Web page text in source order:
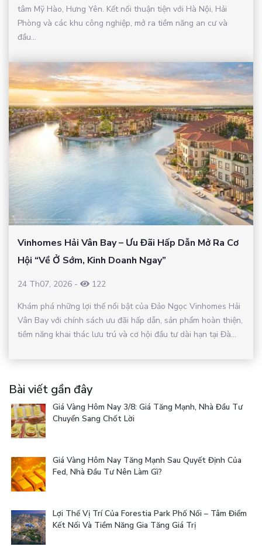
tâm Mỹ Hào, Hưng Yên. Kết nối thuận tiện với Hà Nội, Hải
Phòng và các khu công nghiệp, mở ra tiềm năng an cư và
đầu...
Vinhomes Hải Vân Bay – Ưu Đãi Hấp Dẫn Mở Ra Cơ
Hội “Về Ở Sớm, Kinh Doanh Ngay”
24 Th07, 2026 -
122
Khám phá những lợi thế nổi bật của Đảo Ngọc Vinhomes Hải
Vân Bay với chính sách ưu đãi hấp dẫn, sản phẩm hoàn thiện,
tiềm năng khai thác lưu trú và cơ hội đầu tư dài hạn tại Đà...
Bài viết gần đây
Giá Vàng Hôm Nay 3/8: Giá Tăng Mạnh, Nhà Đầu Tư
Chuyển Sang Chốt Lời
Giá Vàng Hôm Nay Tăng Mạnh Sau Quyết Định Của
Fed, Nhà Đầu Tư Nên Làm Gì?
Lợi Thế Vị Trí Của Forestia Park Phố Nối – Tâm Điểm
Kết Nối Và Tiềm Năng Gia Tăng Giá Trị